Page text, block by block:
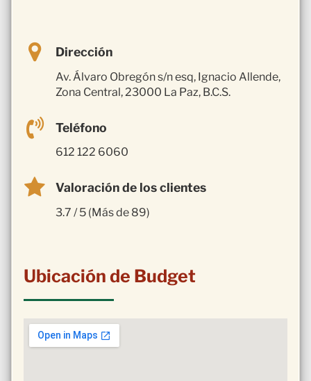
Dirección
Av. Álvaro Obregón s/n esq, Ignacio Allende,
Zona Central, 23000 La Paz, B.C.S.
Teléfono
612 122 6060
Valoración de los clientes
3.7 / 5 (Más de 89)
Ubicación de Budget